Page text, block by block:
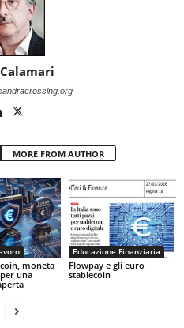
MORE FROM AUTHOR
moneta
una
Educazione Finanziaria
Flowpay e gli euro
stablecoin